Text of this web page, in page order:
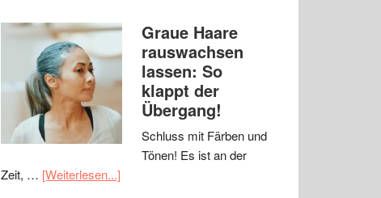
Graue Haare
rauswachsen
lassen: So
klappt der
Übergang!
Schluss mit Färben und
Tönen! Es ist an der
Zeit, … [Weiterlesen...]